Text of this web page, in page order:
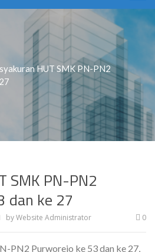
HUT SMK PN-PN2
SMK PN-PN2
dan ke 27
byWebsite Administrator 0
PN2 Purworejo ke 53 dan ke 27,